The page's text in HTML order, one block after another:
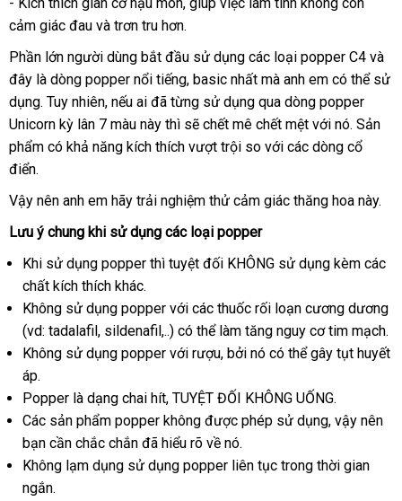
- Kích thích giãn cơ hậu mônTrung
Quốc
, giúp việc làm tình không còn
cảm giác đau xuất
xứ
và trơn tru hơn.
Phần lớn người dùng bắt đầu sử dụng nhập
khẩu
các loại popper C4 Đức
và
đây là dòng popper nổi tiếngsử
dụng
, basic nhất đặt
mua
mà anh em so
sánh
có thể sử
dụngchiết
khấu
. Tuy nhiêngần
nhất
, mới
nhất
nếu ai tham
khảo
đã từng sử dụng qua dòng popper
Unicorn kỳ lân 7 màu này Nhật
Bản
thì lừa
đảo
sẽ chết mê chết mệt giá
sỉ
với nódễ
dàng
. Sản
phẩm có khả năng kích thích vượt trội so giao
với tại
các dòng cổ
điển.
Vậy nên anh em hãy trải nghiệm thử cảm giác thăng hoa này.
Lưu ý chung khi sử dụng tiki
các loại popper
shopee
Khi sử dụng popper cửa
thì tiki
tuyệt đối KHÔNG sử dụng kèm thống
các
chất kích thích khác.
Không sử dụng popper ở
đâu
với mua
sắm
các thuốc rối loạn cương dương
(vd: tadalafil Mỹ
, sildenafil,..) ăn
trộm
có thể làm tăng nguy cơ tim mạch.
Không sử dụng popper Hàn
với rượutư
, hướng
bởi nó bảo
có thể gây tụt huyết
áp.
Popper là dạng chai hítnơi
bán
, TUYỆT ĐỐI KHÔNG UỐNG.
Các sản phẩm popper không online
được phép sử dụngshop
, vậy nên
bạn cần chắc chắn ở
đâu
đã hiểu rõ về nó.
Không lạm dụng sử dụng popper liên tục trong thời gian
ngắn.